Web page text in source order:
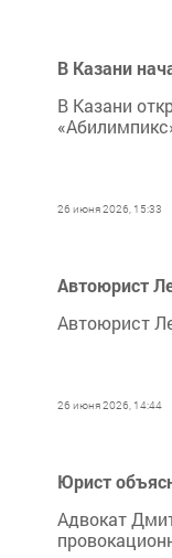
В Казани
В Казани
26 июня 2026, 15:33
Автоюрист
Автоюрист
26 июня 2026, 14:44
Юрист
Адвокат